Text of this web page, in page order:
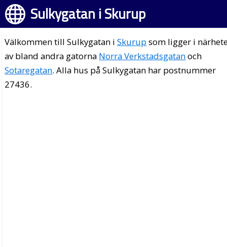
Sulkygatan i Skurup
Välkommen till Sulkygatan iSkurup som ligger i
av bland andra gatorna Norra Verkstadsgatanoch
Sotaregatan. Alla hus på Sulkygatan har postnummer
27436.